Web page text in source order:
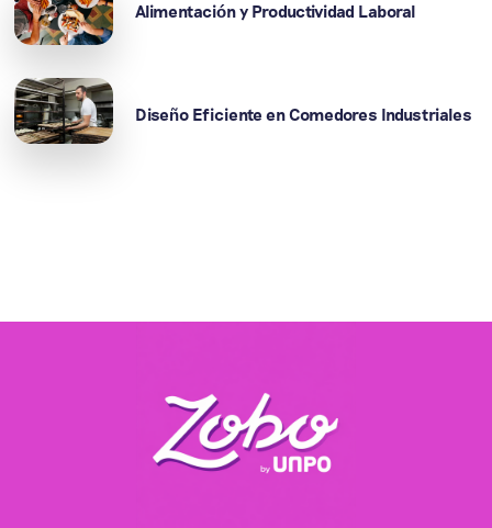
Alimentación y Productividad Laboral
Diseño Eficiente en Comedores Industriales